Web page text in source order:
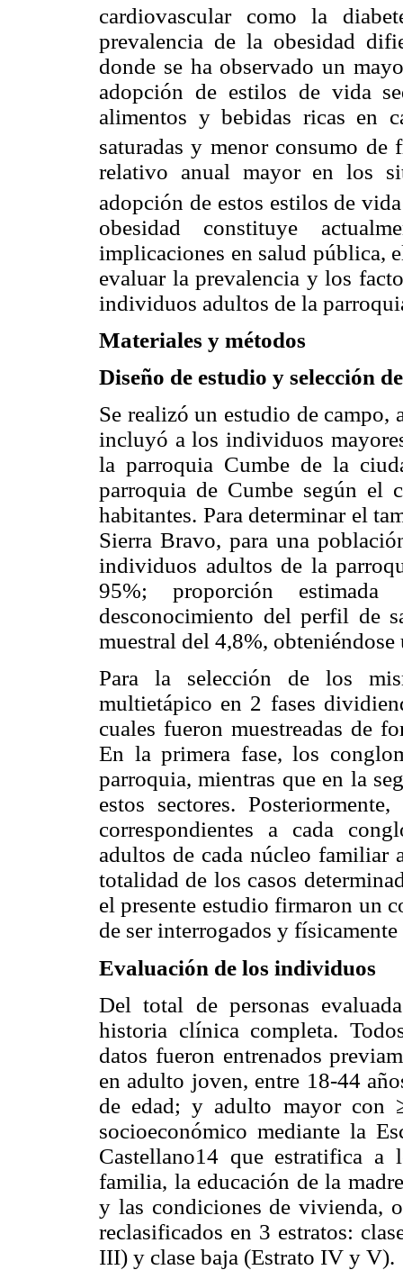
cardiovascular como la
prevalencia de la obesidad
donde se ha observado un
adopción de estilos de vida
alimentos y bebidas ricas en
saturadas y menor consumo de
relativo anual mayor en los
adopción de estos estilos de
obesidad constituye
implicaciones en salud pública,
evaluar la prevalencia y los
individuos adultos de la
Materiales y métodos
Diseño de estudio y selección
Se realizó un estudio de
incluyó a los individuos
la parroquia Cumbe de la
parroquia de Cumbe según el
habitantes. Para determinar el
Sierra Bravo, para una
individuos adultos de la
95%; proporción
desconocimiento del perfil de
muestral del 4,8%,
Para la selección de los
multietápico en 2 fases
cuales fueron muestreadas de
En la primera fase, los
parroquia, mientras que en la
estos sectores.
correspondientes a cada
adultos de cada núcleo familiar
totalidad de los casos
el presente estudio firmaron un
de ser interrogados y
Evaluación de los individuos
Del total de personas
historia clínica completa.
datos fueron entrenados
en adulto joven, entre 18-44
de edad; y adulto mayor con
socioeconómico mediante la
Castellano14 que estratifica
familia, la educación de la
y las condiciones de vivienda,
reclasificados en 3 estratos:
III) y clase baja (Estrato IV y V).